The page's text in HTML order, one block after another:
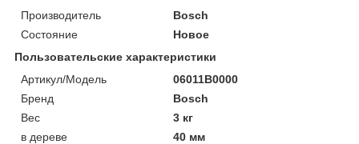
Производитель
Bosch
Состояние
Новое
Пользовательские характеристики
Артикул/Модель
06011B0000
Бренд
Bosch
Вес
3 кг
в дереве
40 мм